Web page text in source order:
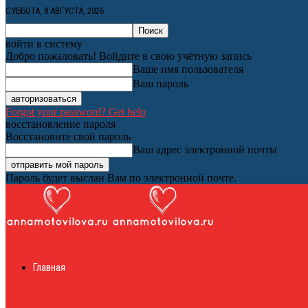
СУББОТА, 8 АВГУСТА, 2026
войти в систему
Добро пожаловать! Войдите в свою учётную запись
Ваше имя пользователя
Ваш пароль
Forgot your password? Get help
восстановление пароля
Восстановите свой пароль
Ваш адрес электронной почты
Пароль будет выслан Вам по электронной почте.
Главная